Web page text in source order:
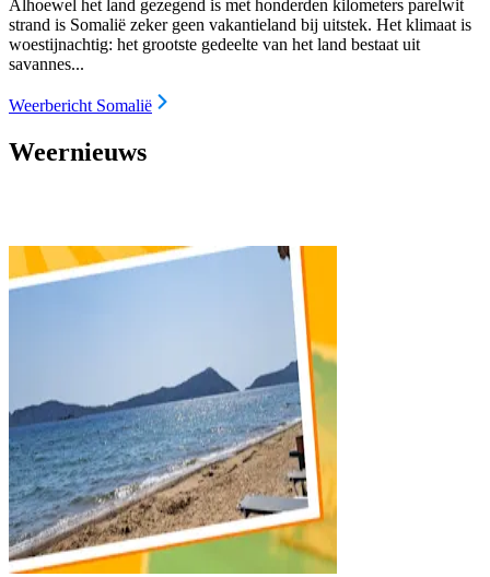
Alhoewel het land gezegend is met honderden kilometers parelwit
strand is Somalië zeker geen vakantieland bij uitstek. Het klimaat is
woestijnachtig: het grootste gedeelte van het land bestaat uit
savannes...
Weerbericht Somalië
Weernieuws